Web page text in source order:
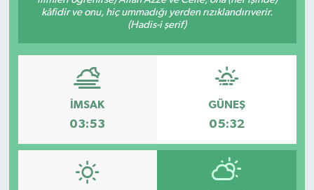
kâfidir ve onu, hiç ummadığı yerden rızıklandırıverir.
(Hadis-i şerif)
İMSAK
03:53
GÜNEŞ
05:32
Ekonomi
Foto Galeri